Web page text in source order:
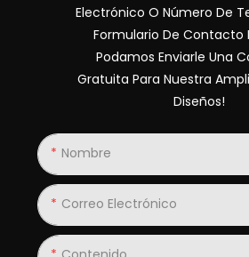
Electrónico O Número De
Formulario De Contacto
Podamos Enviarle Una
Gratuita Para Nuestra
Diseños!
Nombre
Correo Electrónico